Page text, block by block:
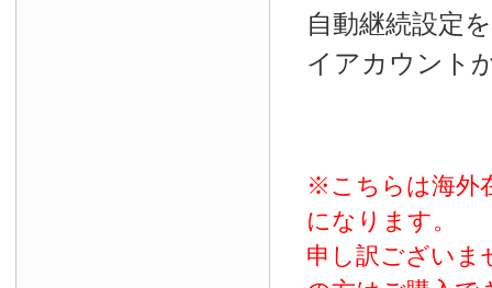
自動継続設定
イアカウント
※こちらは海外
になります。
申し訳ございま